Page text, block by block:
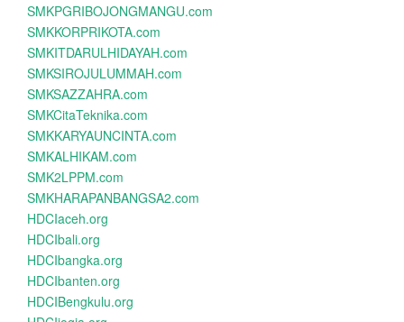
SMKPGRIBOJONGMANGU.com
SMKKORPRIKOTA.com
SMKITDARULHIDAYAH.com
SMKSIROJULUMMAH.com
SMKSAZZAHRA.com
SMKCitaTeknika.com
SMKKARYAUNCINTA.com
SMKALHIKAM.com
SMK2LPPM.com
SMKHARAPANBANGSA2.com
HDCIaceh.org
HDCIbali.org
HDCIbangka.org
HDCIbanten.org
HDCIBengkulu.org